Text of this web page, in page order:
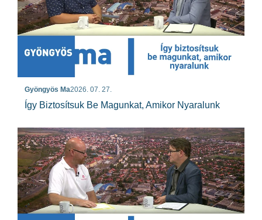
Gyöngyös Ma2026. 07. 27.
Így Biztosítsuk Be Magunkat, Amikor Nyaralunk